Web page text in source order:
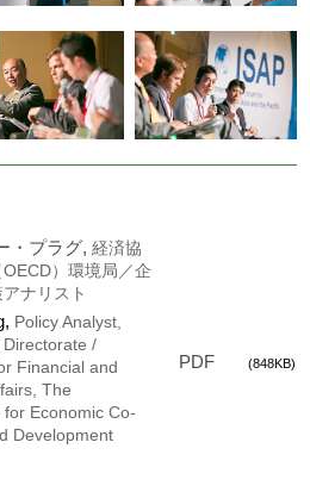
・プラグ,経済協
）環境局／企
ナリスト
Policy Analyst,
/
Financial and
The
Economic Co-
Development
PDF (848KB)